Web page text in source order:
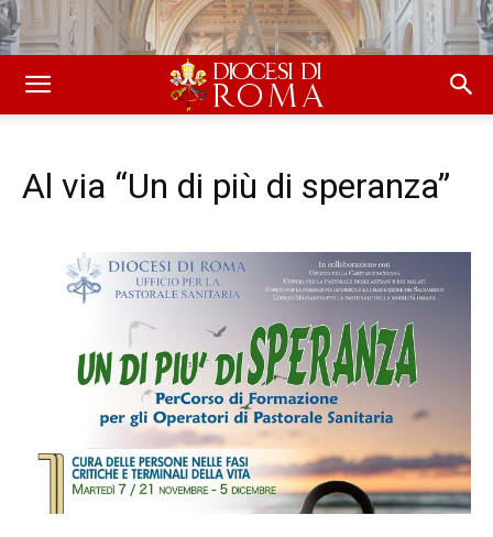
Al via “Un di più di speranza”